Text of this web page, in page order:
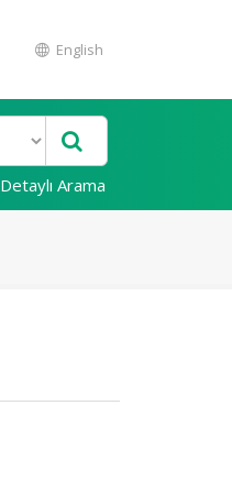
English
Detaylı Arama